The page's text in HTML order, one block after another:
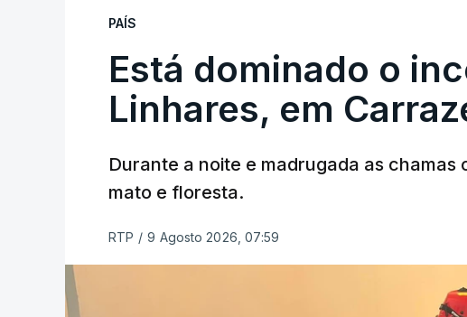
PAÍS
Está dominado o
Linhares, em
Durante a noite e madrugada as
mato e floresta.
RTP / 9 Agosto 2026, 07:59